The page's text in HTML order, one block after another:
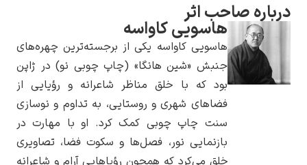
یوهانس فرمیر
پرفروش‌ترین
تابلوها
اثر
هاسویی کاواسه
هاسویی کاواسه یکی از برجسته‌ترین چهره‌های
جنبش «شین هانگا» (چاپ چوبی نو) در ژاپن
بود که با خلق مناظر شاعرانه و رؤیایی از
فضاهای شهری و روستایی، به تداوم و نوسازی
سنت چاپ چوبی کمک کرد. او با مهارت در
بازنمایی نور، فصل‌ها و سکوت فضا، تصاویری